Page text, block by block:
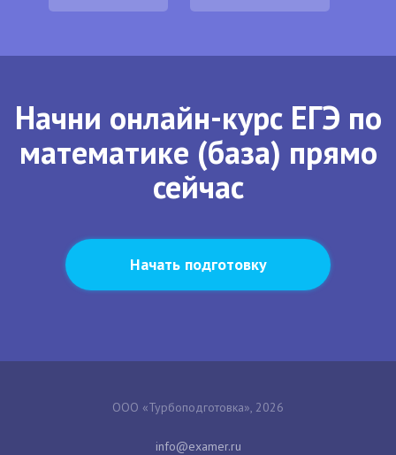
Начни онлайн-курс ЕГЭ по
математике (база) прямо
сейчас
Начать подготовку
ООО «Турбоподготовка», 2026